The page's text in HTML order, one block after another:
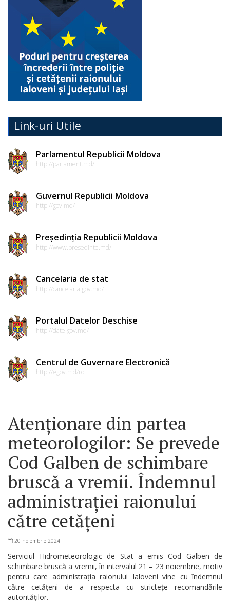
Link-uri Utile
Parlamentul Republicii Moldova
http://parlament.md/
Guvernul Republicii Moldova
http://gov.md/
Președinția Republicii Moldova
http://www.presedinte.md/
Cancelaria de stat
http://cancelaria.gov.md/
Portalul Datelor Deschise
http://date.gov.md/
Centrul de Guvernare Electronică
http://egov.md/ro
Atenționare din partea
meteorologilor: Se prevede
Cod Galben de schimbare
bruscă a vremii. Îndemnul
administrației raionului
către cetățeni
20 noiembrie 2024
Serviciul Hidrometeorologic de Stat a emis Cod Galben de
schimbare bruscă a vremii, în intervalul 21 – 23 noiembrie, motiv
pentru care administrația raionului Ialoveni vine cu îndemnul
către cetățeni de a respecta cu strictețe recomandările
autorităților.